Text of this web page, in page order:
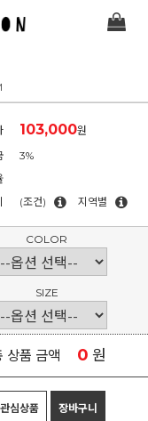
103,000원
3%
(조건) 지역별
COLOR
SIZE
상품 금액 0 원
관심상품 장바구니